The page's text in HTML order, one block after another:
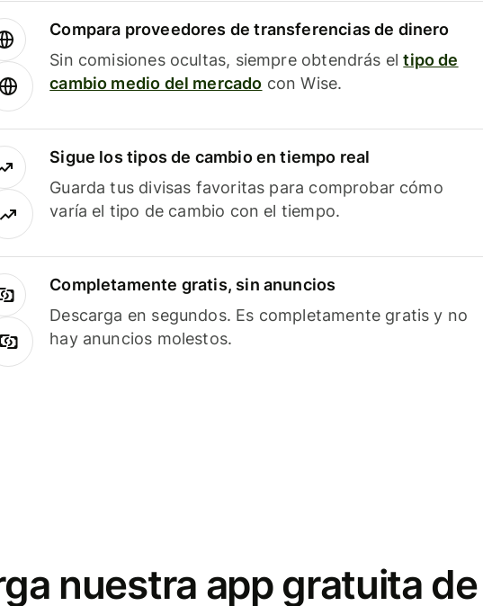
Compara proveedores de transferencias de dinero
Sin comisiones ocultas, siempre obtendrás eltipo de
cambio medio del mercado con Wise.
Sigue los tipos de cambio en tiempo real
Guarda tus divisas favoritas para comprobar cómo
varía el tipo de cambio con el tiempo.
Completamente gratis, sin anuncios
Descarga en segundos. Es completamente gratis y no
hay anuncios molestos.
nuestra app gratuita de